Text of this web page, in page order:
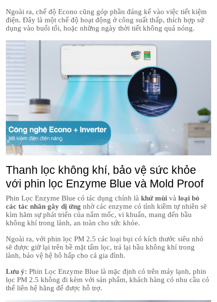
Ngoài ra, chế độ Econo cũng góp phần đáng kể vào việc tiết kiệm
điện. Đây là một chế độ hoạt động ở công suất thấp, thích hợp sử
dụng vào buổi tối, hoặc những ngày thời tiết không quá nóng.
Thanh lọc không khí, bảo vệ sức khỏe
với phin lọc Enzyme Blue và Mold Proof
Phin Lọc Enzyme Blue có tác dụng chính là khử mùi và loại bỏ
các tác nhân gây dị ứng nhờ các enzyme có tính kiềm tự nhiên sẽ
kìm hãm sự phát triển của nấm mốc, vi khuẩn, mang đến bầu
không khí trong lành, an toàn cho sức khỏe.
Ngoài ra, với phin lọc PM 2.5 các loại bụi có kích thước siêu nhỏ
sẽ được giữ lại trên bề mặt tấm lọc, trả lại bầu không khí trong
lành, bảo vệ hệ hô hấp cho cả gia đình.
Lưu ý: Phin Lọc Enzyme Blue là mặc định có trên máy lạnh, phin
lọc PM 2.5 không đi kèm với sản phẩm, khách hàng có nhu cầu có
thể liên hệ hãng để được hỗ trợ.